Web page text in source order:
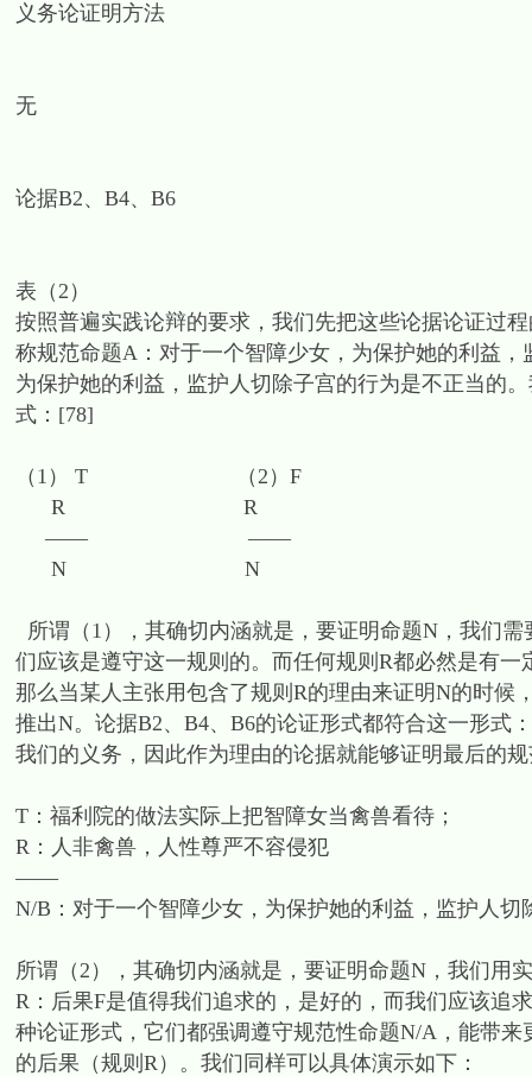
义务论证明方法
无
论据B2、B4、B6
表（2）
按照普遍实践论辩的要求，我们先把这些论据论证过
称规范命题A：对于一个智障少女，为保护她的利益
为保护她的利益，监护人切除子宫的行为是不正当的
式：[78]
（1） T （2）F
R R
—— ——
N N
所谓（1），其确切内涵就是，要证明命题N，我们
们应该是遵守这一规则的。而任何规则R都必然是有
那么当某人主张用包含了规则R的理由来证明N的时候
推出N。论据B2、B4、B6的论证形式都符合这一形式
我们的义务，因此作为理由的论据就能够证明最后的
T：福利院的做法实际上把智障女当禽兽看待；
R：人非禽兽，人性尊严不容侵犯
——
N/B：对于一个智障少女，为保护她的利益，监护人切
所谓（2），其确切内涵就是，要证明命题N，我们用
R：后果F是值得我们追求的，是好的，而我们应该
种论证形式，它们都强调遵守规范性命题N/A，能带
的后果（规则R）。我们同样可以具体演示如下：